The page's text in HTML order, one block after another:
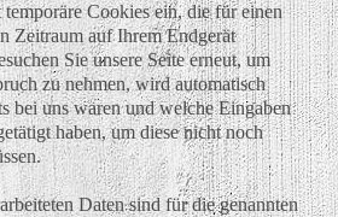
Cookies ein, die für einen
Zeitraum auf Ihrem Endgerät
Sie unsere Seite erneut, um
zu nehmen, wird automatisch
bei uns waren und welche Eingaben
haben, um diese nicht noch
Daten sind für die genannten